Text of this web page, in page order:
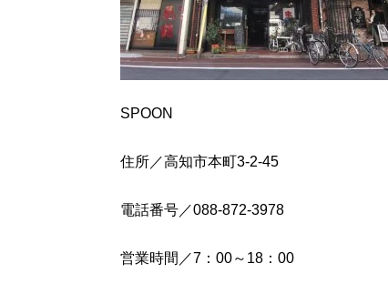
SPOON
住所／高知市本町3-2-45
電話番号／088-872-3978
営業時間／7：00～18：00